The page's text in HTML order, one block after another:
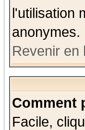
l'utilisation
anonymes.
Revenir en
Comment
Facile,